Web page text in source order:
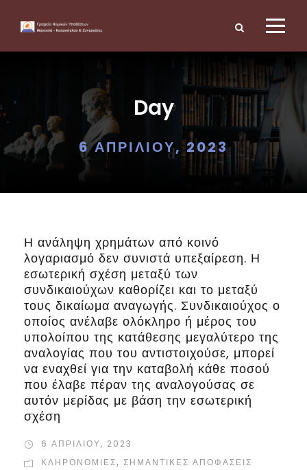
Day
6 ΑΠΡΙΛΊΟΥ, 2023
Η ανάληψη χρημάτων από κοινό
λογαριασμό δεν συνιστά υπεξαίρεση. Η
εσωτερική σχέση μεταξύ των
συνδικαιούχων καθορίζει και το μεταξύ
τους δικαίωμα αναγωγής. Συνδικαιούχος ο
οποίος ανέλαβε ολόκληρο ή μέρος του
υπολοίπου της κατάθεσης μεγαλύτερο της
αναλογίας που του αντιστοιχούσε, μπορεί
να εναχθεί για την καταβολή κάθε ποσού
που έλαβε πέραν της αναλογούσας σε
αυτόν μερίδας με βάση την εσωτερική
σχέση
6 ΑΠΡΙΛΊΟΥ, 2023
ΚΛΗΡΟΝΟΜΙΕΣ, ΣΗΜΑΝΤΙΚΈΣ ΑΠΟΦΆΣΕΙΣ